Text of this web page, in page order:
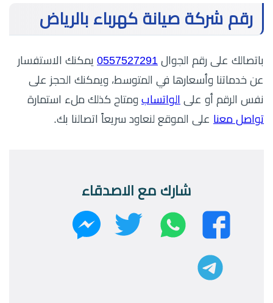
رقم شركة صيانة كهرباء بالرياض
باتصالك على رقم الجوال 0557527291 يمكنك الاستفسار
عن خدماتنا وأسعارها في المتوسط، ويمكنك الحجز على
نفس الرقم أو على الواتساب ومتاح كذلك ملء استمارة
تواصل معنا على الموقع لنعاود سريعاً اتصالنا بك.
شارك مع الاصدقاء
فيسبوك
واتساب تويتر